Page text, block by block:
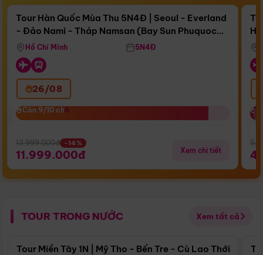
Còn17 ngày 03:38:40
Bay Sun Phuquoc Airways
Tour Hàn Quốc Mùa Thu 5N4Đ | Seoul - Everland
- Đảo Nami - Tháp Namsan (Bay Sun Phuquoc
Airways)
Hồ Chí Minh 5N4Đ
26/08
Còn 9/10 chỗ
Còn 9/10 chỗ
13.999.000đ -14%
11.999.000đ Xem chi tiết
TOUR TRONG NƯỚC Xem tất cả
Điểm nổi bật
Tour Miền Tây 1N | Mỹ Tho - Bến Tre - Cù Lao Thới